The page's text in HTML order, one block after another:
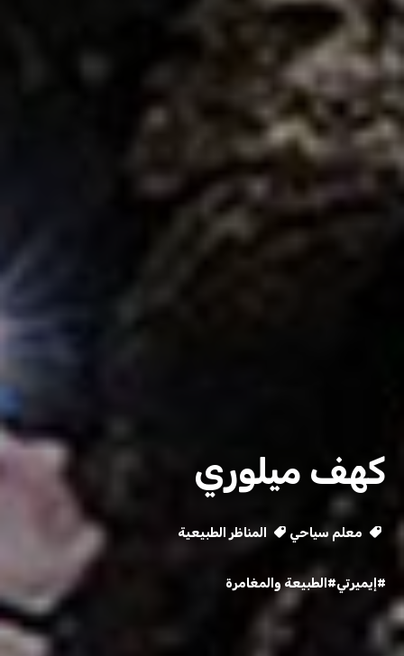
كهف ميلوري
معلم سياحي المناظر الطبيعية
#إيميرتي#الطبيعة والمغامرة